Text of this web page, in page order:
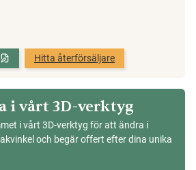
Hitta återförsäljare
i vårt 3D-verktyg
i vårt 3D-verktyg för att ändra i
och begär offert efter dina unika